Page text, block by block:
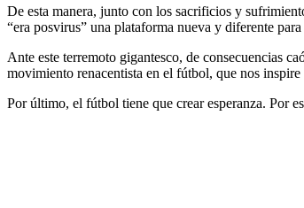
De esta manera, junto con los sacrificios y
“era posvirus” una plataforma nueva y diferente
Ante este terremoto gigantesco, de consecuencias
movimiento renacentista en el fútbol, que nos
Por último, el fútbol tiene que crear esperanza. Por